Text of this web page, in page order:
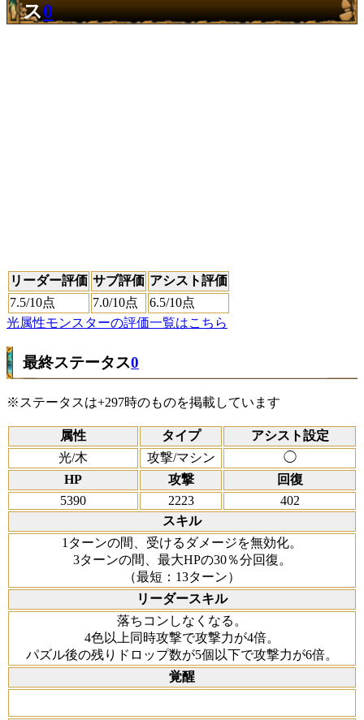
ス0
リーダー評価 サブ評価 アシスト評価
7.5/10点 7.0/10点 6.5/10点
光属性モンスターの評価一覧はこちら
最終ステータス0
※ステータスは+297時のものを掲載しています
属性 タイプ
アシスト設定
光/木
攻撃/マシン
◯
HP
攻撃
回復
5390
2223
402
スキル
1ターンの間、受けるダメージを無効化。
3ターンの間、最大HPの30％分回復。
（最短：13ターン）
リーダースキル
落ちコンしなくなる。
4色以上同時攻撃で攻撃力が4倍。
パズル後の残りドロップ数が5個以下で攻撃力が6倍。
覚醒